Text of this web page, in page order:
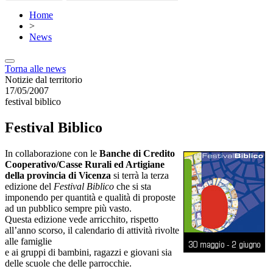
Home
>
News
Torna alle news
Notizie dal territorio
17/05/2007
festival biblico
Festival Biblico
In collaborazione con le Banche di Credito
Cooperativo/Casse Rurali ed Artigiane
della provincia di Vicenza si terrà la terza
edizione del Festival Biblico che si sta
imponendo per quantità e qualità di proposte
ad un pubblico sempre più vasto.
Questa edizione vede arricchito, rispetto
all’anno scorso, il calendario di attività rivolte
alle famiglie
e ai gruppi di bambini, ragazzi e giovani sia
delle scuole che delle parrocchie.